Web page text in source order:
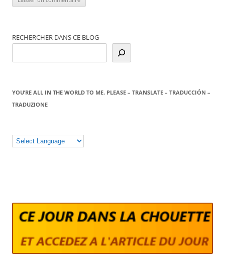
RECHERCHER DANS CE BLOG
YOU’RE ALL IN THE WORLD TO ME. PLEASE – TRANSLATE – TRADUCCIÓN –
TRADUZIONE